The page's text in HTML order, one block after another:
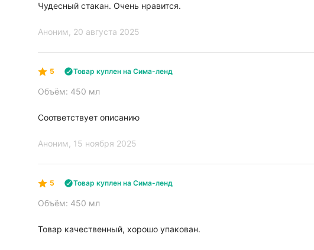
Чудесный стакан. Очень нравится.
Аноним , 20 августа 2025
5 Товар куплен на Сима-ленд
Объём: 450 мл
Соответствует описанию
Аноним , 15 ноября 2025
5 Товар куплен на Сима-ленд
Объём: 450 мл
Товар качественный, хорошо упакован.